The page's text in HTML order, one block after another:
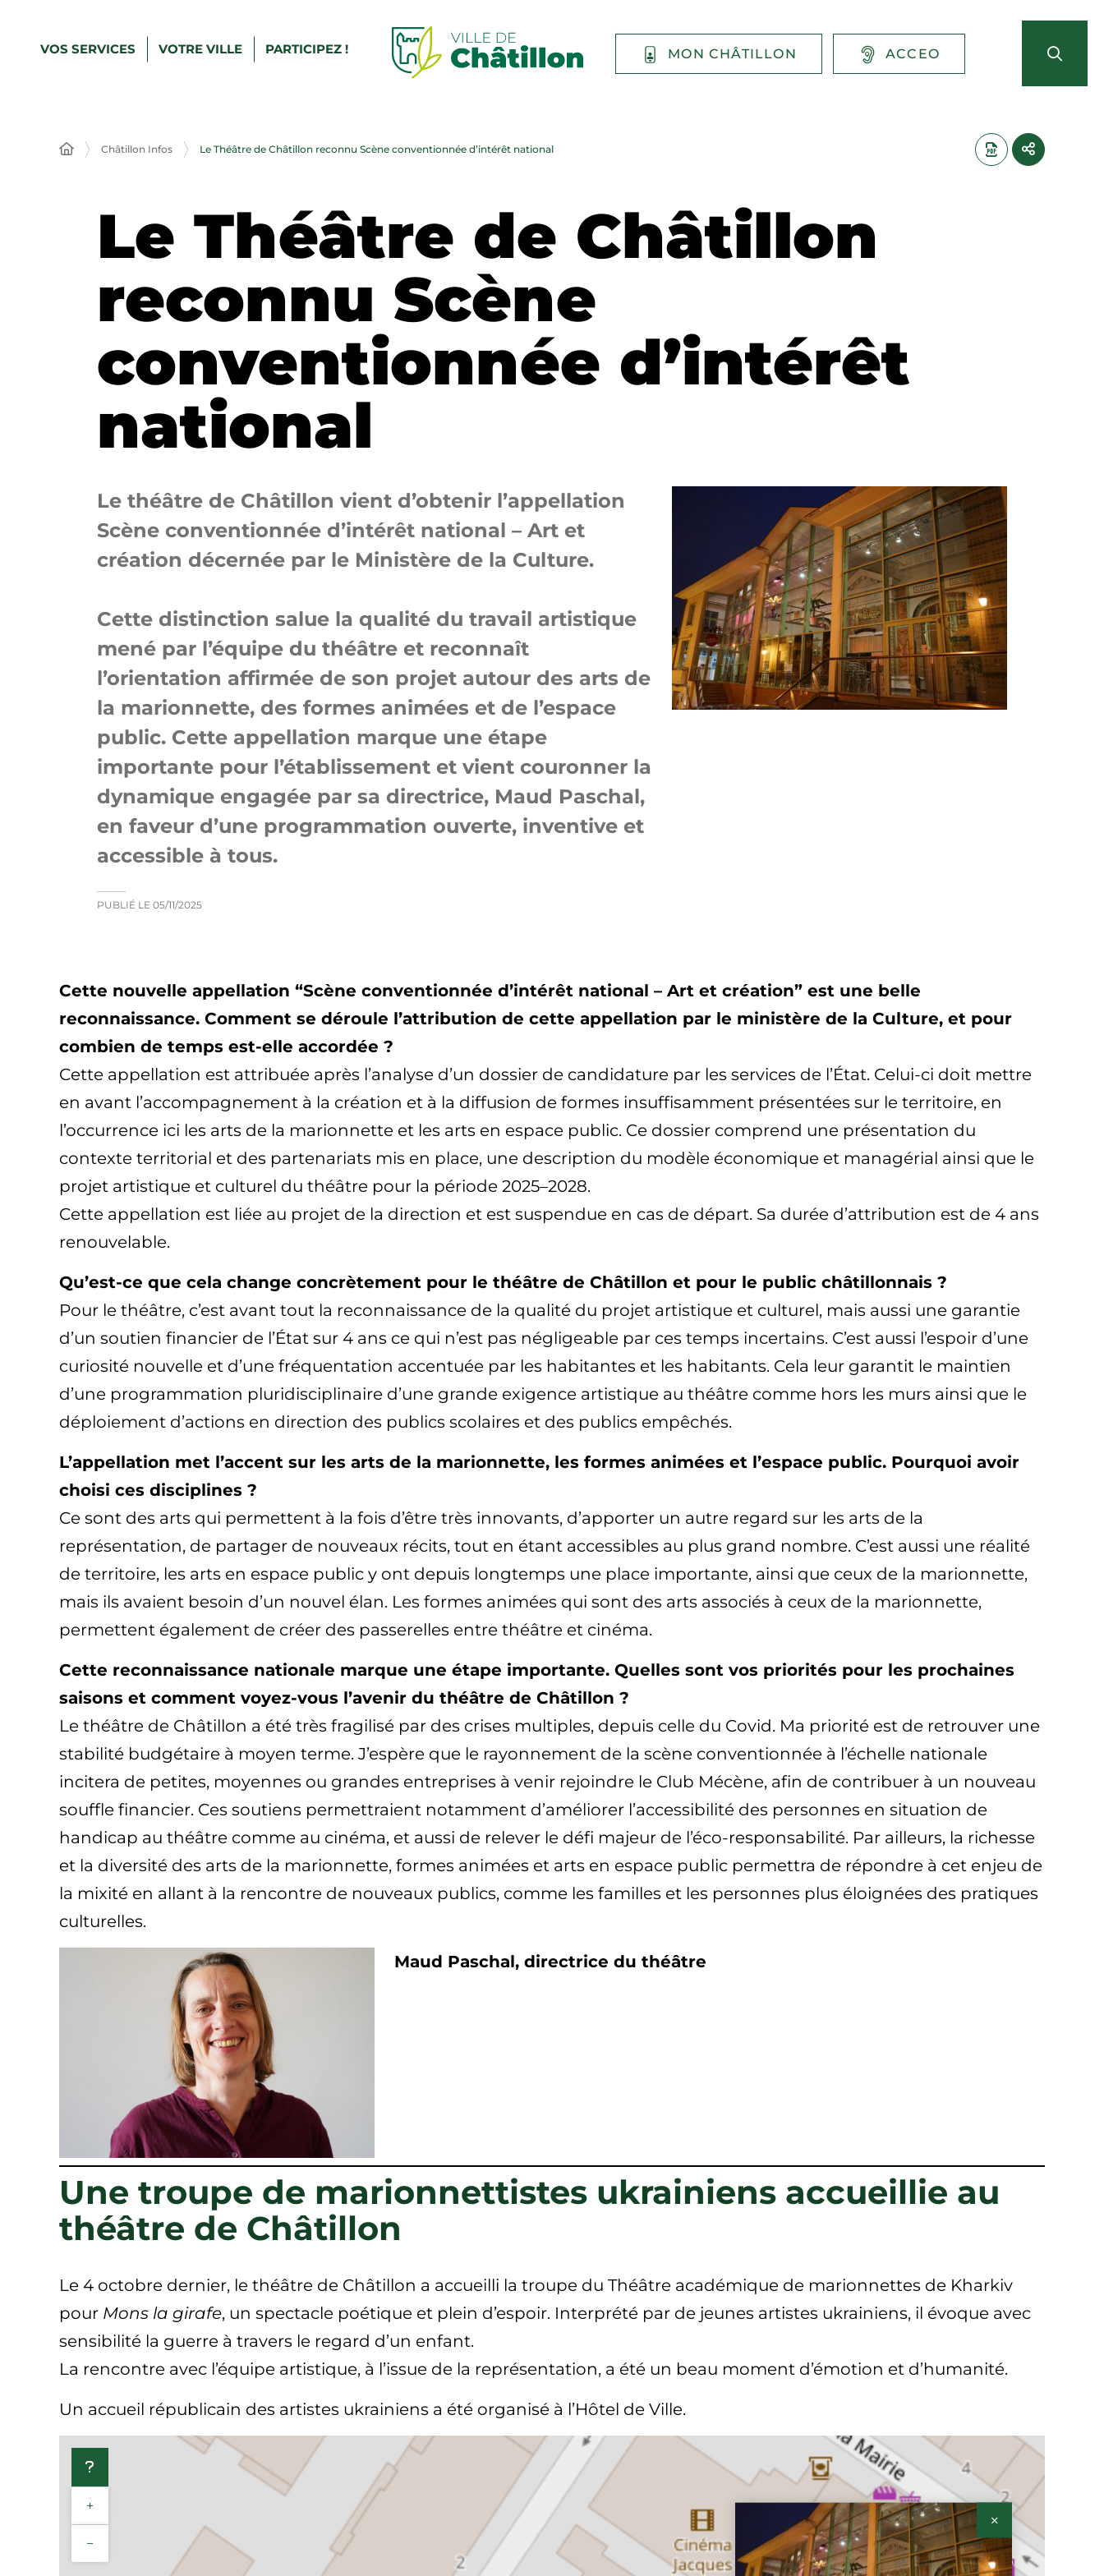
VOS SERVICES VOTRE VILLE PARTICIPEZ ! MON CHÂTILLON ACCEO
Châtillon Infos Le Théâtre de Châtillon reconnu Scène conventionnée d’intérêt national
Le Théâtre de Châtillon
reconnu Scène
conventionnée d’intérêt
national
Le théâtre de Châtillon vient d’obtenir l’appellation
Scène conventionnée d’intérêt national – Art et
création décernée par le Ministère de la Culture.
Cette distinction salue la qualité du travail artistique
mené par l’équipe du théâtre et reconnaît
l’orientation affirmée de son projet autour des arts de
la marionnette, des formes animées et de l’espace
public. Cette appellation marque une étape
importante pour l’établissement et vient couronner la
dynamique engagée par sa directrice, Maud Paschal,
en faveur d’une programmation ouverte, inventive et
accessible à tous.
PUBLIÉ LE 05/11/2025
Cette nouvelle appellation “Scène conventionnée d’intérêt national – Art et création” est une belle
reconnaissance. Comment se déroule l’attribution de cette appellation par le ministère de la Culture, et pour
combien de temps est-elle accordée ?
Cette appellation est attribuée après l’analyse d’un dossier de candidature par les services de l’État. Celui-ci doit mettre
en avant l’accompagnement à la création et à la diffusion de formes insuffisamment présentées sur le territoire, en
l’occurrence ici les arts de la marionnette et les arts en espace public. Ce dossier comprend une présentation du
contexte territorial et des partenariats mis en place, une description du modèle économique et managérial ainsi que le
projet artistique et culturel du théâtre pour la période 2025–2028.
Cette appellation est liée au projet de la direction et est suspendue en cas de départ. Sa durée d’attribution est de 4 ans
renouvelable.
Qu’est-ce que cela change concrètement pour le théâtre de Châtillon et pour le public châtillonnais ?
Pour le théâtre, c’est avant tout la reconnaissance de la qualité du projet artistique et culturel, mais aussi une garantie
d’un soutien financier de l’État sur 4 ans ce qui n’est pas négligeable par ces temps incertains. C’est aussi l’espoir d’une
curiosité nouvelle et d’une fréquentation accentuée par les habitantes et les habitants. Cela leur garantit le maintien
d’une programmation pluridisciplinaire d’une grande exigence artistique au théâtre comme hors les murs ainsi que le
déploiement d’actions en direction des publics scolaires et des publics empêchés.
L’appellation met l’accent sur les arts de la marionnette, les formes animées et l’espace public. Pourquoi avoir
choisi ces disciplines ?
Ce sont des arts qui permettent à la fois d’être très innovants, d’apporter un autre regard sur les arts de la
représentation, de partager de nouveaux récits, tout en étant accessibles au plus grand nombre. C’est aussi une réalité
de territoire, les arts en espace public y ont depuis longtemps une place importante, ainsi que ceux de la marionnette,
mais ils avaient besoin d’un nouvel élan. Les formes animées qui sont des arts associés à ceux de la marionnette,
permettent également de créer des passerelles entre théâtre et cinéma.
Cette reconnaissance nationale marque une étape importante. Quelles sont vos priorités pour les prochaines
saisons et comment voyez-vous l’avenir du théâtre de Châtillon ?
Le théâtre de Châtillon a été très fragilisé par des crises multiples, depuis celle du Covid. Ma priorité est de retrouver une
stabilité budgétaire à moyen terme. J’espère que le rayonnement de la scène conventionnée à l’échelle nationale
incitera de petites, moyennes ou grandes entreprises à venir rejoindre le Club Mécène, afin de contribuer à un nouveau
souffle financier. Ces soutiens permettraient notamment d’améliorer l’accessibilité des personnes en situation de
handicap au théâtre comme au cinéma, et aussi de relever le défi majeur de l’éco-responsabilité. Par ailleurs, la richesse
et la diversité des arts de la marionnette, formes animées et arts en espace public permettra de répondre à cet enjeu de
la mixité en allant à la rencontre de nouveaux publics, comme les familles et les personnes plus éloignées des pratiques
culturelles.
Maud Paschal, directrice du théâtre
Une troupe de marionnettistes ukrainiens accueillie au
théâtre de Châtillon
Le 4 octobre dernier, le théâtre de Châtillon a accueilli la troupe du Théâtre académique de marionnettes de Kharkiv
pour Mons la girafe, un spectacle poétique et plein d’espoir. Interprété par de jeunes artistes ukrainiens, il évoque avec
sensibilité la guerre à travers le regard d’un enfant.
La rencontre avec l’équipe artistique, à l’issue de la représentation, a été un beau moment d’émotion et d’humanité.
Un accueil républicain des artistes ukrainiens a été organisé à l’Hôtel de Ville.
+
−